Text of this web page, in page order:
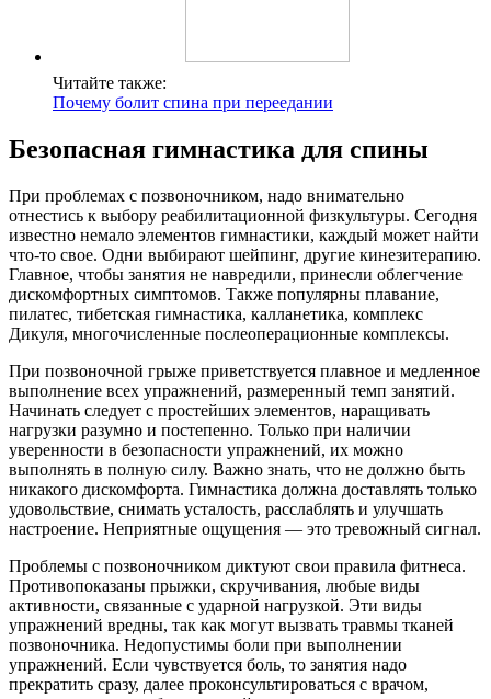
Читайте также:
Почему болит спина при переедании
Безопасная гимнастика для спины
При проблемах с позвоночником, надо внимательно
отнестись к выбору реабилитационной физкультуры. Сегодня
известно немало элементов гимнастики, каждый может найти
что-то свое. Одни выбирают шейпинг, другие кинезитерапию.
Главное, чтобы занятия не навредили, принесли облегчение
дискомфортных симптомов. Также популярны плавание,
пилатес, тибетская гимнастика, калланетика, комплекс
Дикуля, многочисленные послеоперационные комплексы.
При позвоночной грыже приветствуется плавное и медленное
выполнение всех упражнений, размеренный темп занятий.
Начинать следует с простейших элементов, наращивать
нагрузки разумно и постепенно. Только при наличии
уверенности в безопасности упражнений, их можно
выполнять в полную силу. Важно знать, что не должно быть
никакого дискомфорта. Гимнастика должна доставлять только
удовольствие, снимать усталость, расслаблять и улучшать
настроение. Неприятные ощущения — это тревожный сигнал.
Проблемы с позвоночником диктуют свои правила фитнеса.
Противопоказаны прыжки, скручивания, любые виды
активности, связанные с ударной нагрузкой. Эти виды
упражнений вредны, так как могут вызвать травмы тканей
позвоночника. Недопустимы боли при выполнении
упражнений. Если чувствуется боль, то занятия надо
прекратить сразу, далее проконсультироваться с врачом,